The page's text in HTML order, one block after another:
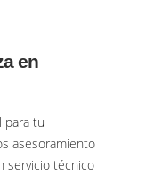
en
para tu
asesoramiento
servicio técnico